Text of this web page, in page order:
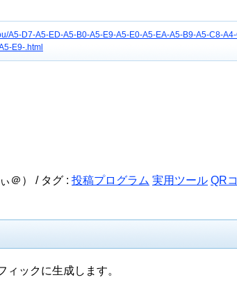
A5-D7-A5-ED-A5-B0-A5-E9-A5-E0-A5-EA-A5-B9-A5-C8-
E9-.html
＠） / タグ : 投稿プログラム 実用ツール QR
ックに生成します。